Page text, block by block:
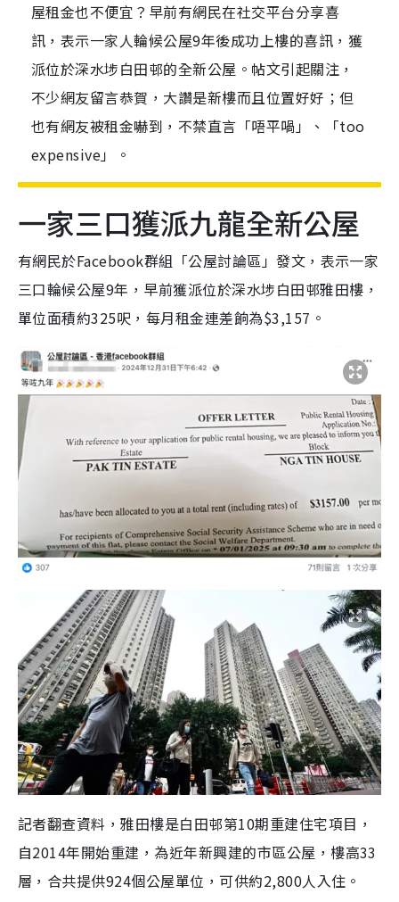
屋租金也不便宜？早前有網民在社交平台分享喜
訊，表示一家人輪候公屋9年後成功上樓的喜訊，獲
派位於深水埗白田邨的全新公屋。帖文引起關注，
不少網友留言恭賀，大讚是新樓而且位置好好；但
也有網友被租金嚇到，不禁直言「唔平喎」、「too
expensive」。
一家三口獲派九龍全新公屋
有網民於Facebook群組「公屋討論區」發文，表示一家
三口輪候公屋9年，早前獲派位於深水埗白田邨雅田樓，
單位面積約325呎，每月租金連差餉為$3,157。
記者翻查資料，雅田樓是白田邨第10期重建住宅項目，
自2014年開始重建，為近年新興建的市區公屋，樓高33
層，合共提供924個公屋單位，可供約2,800人入住。